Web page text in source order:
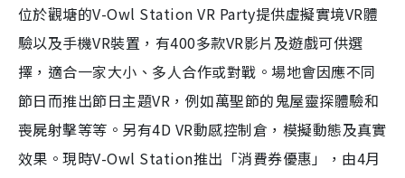
位於觀塘的V-Owl Station VR Party提供虛擬實境VR體
驗以及手機VR裝置，有400多款VR影片及遊戲可供選
擇，適合一家大小、多人合作或對戰。場地會因應不同
節日而推出節日主題VR，例如萬聖節的鬼屋靈探體驗和
喪屍射擊等等。另有4D VR動感控制倉，模擬動態及真實
效果。現時V-Owl Station推出「消費券優惠」，由4月